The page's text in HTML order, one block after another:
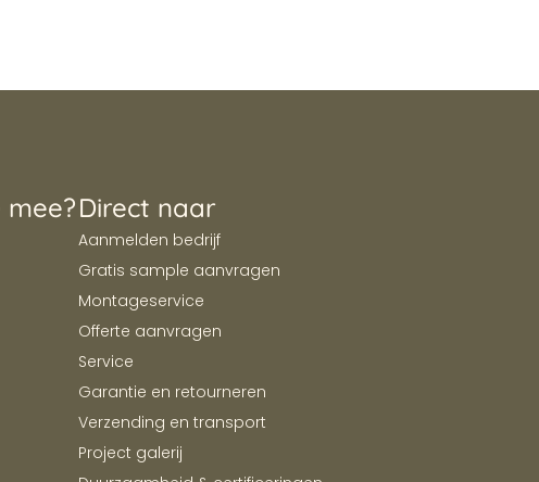
Direct naar
Aanmelden bedrijf
Gratis sample aanvragen
Montageservice
Offerte aanvragen
Service
Garantie en retourneren
Verzending en transport
Project galerij